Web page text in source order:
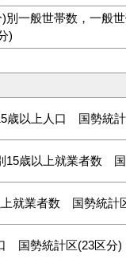
別一般世帯数，一般
)
歳以上人口 国勢統
15歳以上就業者数
就業者数 国勢統計
国勢統計区(23区分)